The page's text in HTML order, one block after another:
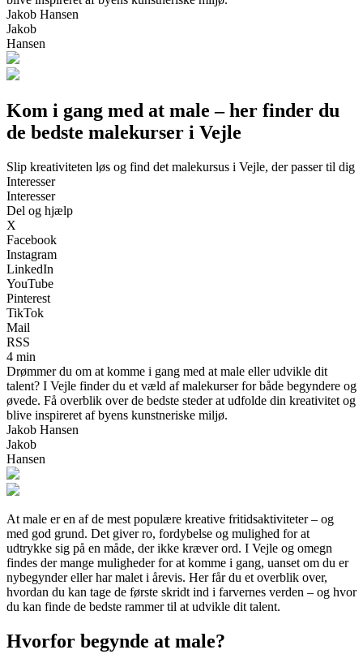
Jakob Hansen
Jakob
Hansen
Kom i gang med at male – her finder du
de bedste malekurser i Vejle
Slip kreativiteten løs og find det malekursus i Vejle, der passer til dig
Interesser
Interesser
Del og hjælp
X
Facebook
Instagram
LinkedIn
YouTube
Pinterest
TikTok
Mail
RSS
4 min
Drømmer du om at komme i gang med at male eller udvikle dit
talent? I Vejle finder du et væld af malekurser for både begyndere og
øvede. Få overblik over de bedste steder at udfolde din kreativitet og
blive inspireret af byens kunstneriske miljø.
Jakob Hansen
Jakob
Hansen
At male er en af de mest populære kreative fritidsaktiviteter – og
med god grund. Det giver ro, fordybelse og mulighed for at
udtrykke sig på en måde, der ikke kræver ord. I Vejle og omegn
findes der mange muligheder for at komme i gang, uanset om du er
nybegynder eller har malet i årevis. Her får du et overblik over,
hvordan du kan tage de første skridt ind i farvernes verden – og hvor
du kan finde de bedste rammer til at udvikle dit talent.
Hvorfor begynde at male?